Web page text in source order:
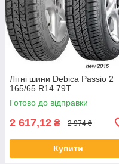
Літні шини Debica Passio 2
165/65 R14 79T
Готово до відправки
2 617,12 ₴ 2 974 ₴
Купити